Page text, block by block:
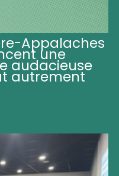
Appalaches
une
audacieuse
autrement